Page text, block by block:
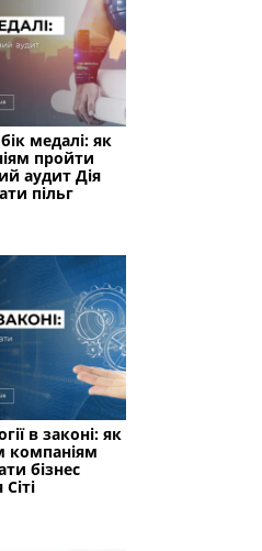
медалі: як
пройти
аудит Дія
пільг
в законі: як
компаніям
бізнес